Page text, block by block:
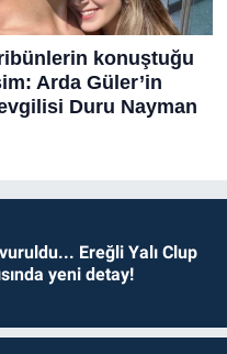
Ereğli Yalı Clup
yeni detay!